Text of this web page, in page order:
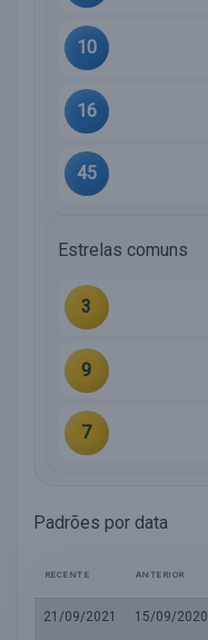
10
16
45
Estrelas comuns
3
9
7
Padrões por data
RECENTE ANTERIOR
21/09/2021 15/09/2020